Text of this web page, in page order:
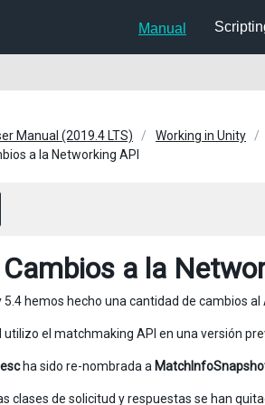
Manual
Manual (2019.4 LTS) Working in Unity
a la Networking API
a la
5.4 hemos hecho una cantidad de cambios
utilizo el matchmaking API en una versión
ha sido re-nombrada a
clases de solicitud y respuestas se han